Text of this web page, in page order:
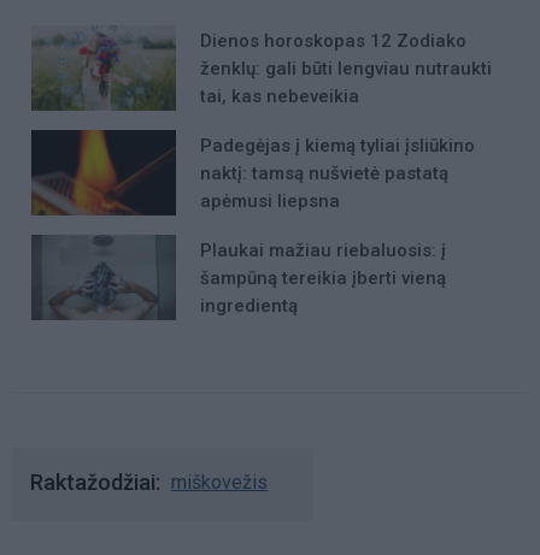
Dienos horoskopas 12 Zodiako
ženklų: gali būti lengviau nutraukti
tai, kas nebeveikia
Padegėjas į kiemą tyliai įsliūkino
naktį: tamsą nušvietė pastatą
apėmusi liepsna
Plaukai mažiau riebaluosis: į
šampūną tereikia įberti vieną
ingredientą
Raktažodžiai miškovežis